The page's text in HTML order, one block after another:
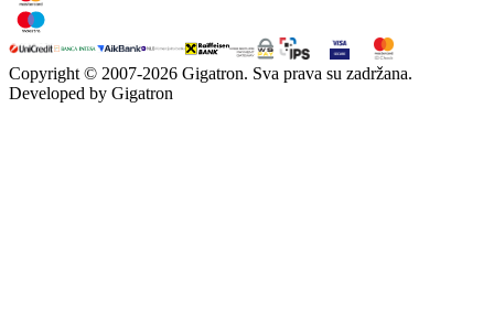
Copyright © 2007-2026 Gigatron. Sva prava su zadržana.
Developed by Gigatron